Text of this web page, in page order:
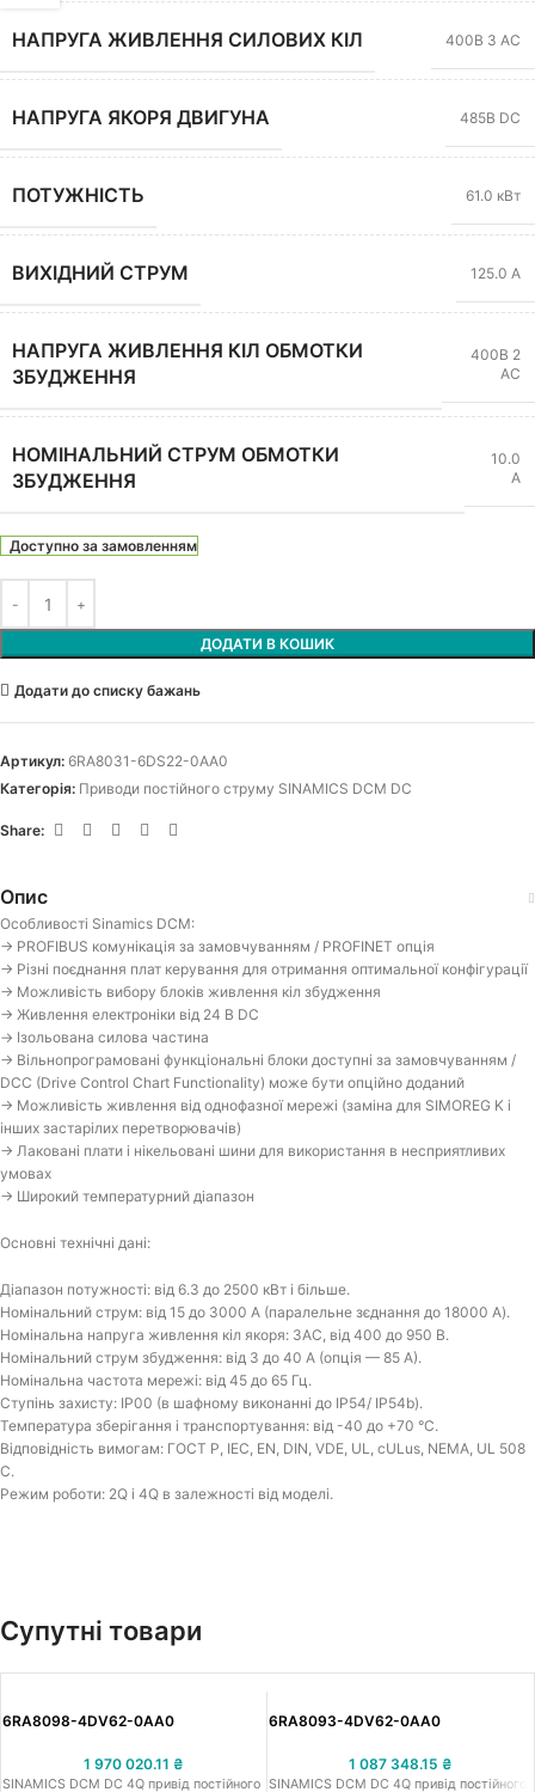
НАПРУГА ЖИВЛЕННЯ СИЛОВИХ КІЛ 400В 3 АС
НАПРУГА ЯКОРЯ ДВИГУНА 485В DC
ПОТУЖНІСТЬ 61.0 кВт
ВИХІДНИЙ СТРУМ 125.0 А
НАПРУГА ЖИВЛЕННЯ КІЛ ОБМОТКИ
ЗБУДЖЕННЯ
400В 2
АС
НОМІНАЛЬНИЙ СТРУМ ОБМОТКИ
ЗБУДЖЕННЯ
10.0
А
Доступно за замовленням
ДОДАТИ В КОШИК
Додати до списку бажань
Артикул: 6RA8031-6DS22-0AA0
Категорія: Приводи постійного струму SINAMICS DCM DC
Share:
Опис
Особливості Sinamics DCM:
-> PROFIBUS комунікація за замовчуванням / PROFINET опція
-> Різні поєднання плат керування для отримання оптимальної конфігурації
-> Можливість вибору блоків живлення кіл збудження
-> Живлення електроніки від 24 В DC
-> Ізольована силова частина
-> Вільнопрограмовані функціональні блоки доступні за замовчуванням /
DCC (Drive Control Chart Functionality) може бути опційно доданий
-> Можливість живлення від однофазної мережі (заміна для SIMOREG K і
інших застарілих перетворювачів)
-> Лаковані плати і нікельовані шини для використання в несприятливих
умовах
-> Широкий температурний діапазон
Основні технічні дані:
Діапазон потужності: від 6.3 до 2500 кВт і більше.
Номінальний струм: від 15 до 3000 A (паралельне зєднання до 18000 А).
Номінальна напруга живлення кіл якоря: 3АС, від 400 до 950 В.
Номінальний струм збудження: від 3 до 40 A (опція — 85 A).
Номінальна частота мережі: від 45 до 65 Гц.
Ступінь захисту: IP00 (в шафному виконанні до IP54/ IP54b).
Температура зберігання і транспортування: від -40 до +70 °C.
Відповідність вимогам: ГОСТ Р, IEC, EN, DIN, VDE, UL, cULus, NEMA, UL 508
C.
Режим роботи: 2Q і 4Q в залежності від моделі.
Супутні товари
6RA8098-4DV62-0AA0
1 970 020.11 ₴
SINAMICS DCM DC 4Q привід постійного
6RA8093-4DV62-0AA0
1 087 348.15 ₴
SINAMICS DCM DC 4Q привід постійного